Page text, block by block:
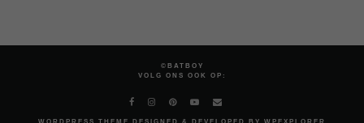
©BATBOY
VOLG ONS OOK OP: